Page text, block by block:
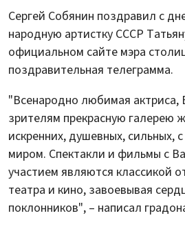
Сергей Собянин поздравил с
народную артистку СССР
официальном сайте мэра
поздравительная телеграмма.
"Всенародно любимая актриса,
зрителям прекрасную галерею
искренних, душевных, сильных,
миром. Спектакли и фильмы с
участием являются классикой
театра и кино, завоевывая
поклонников", – написал